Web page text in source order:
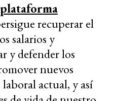
plataforma
recuperar el
salarios y
y defender los
nuevos
actual, y así